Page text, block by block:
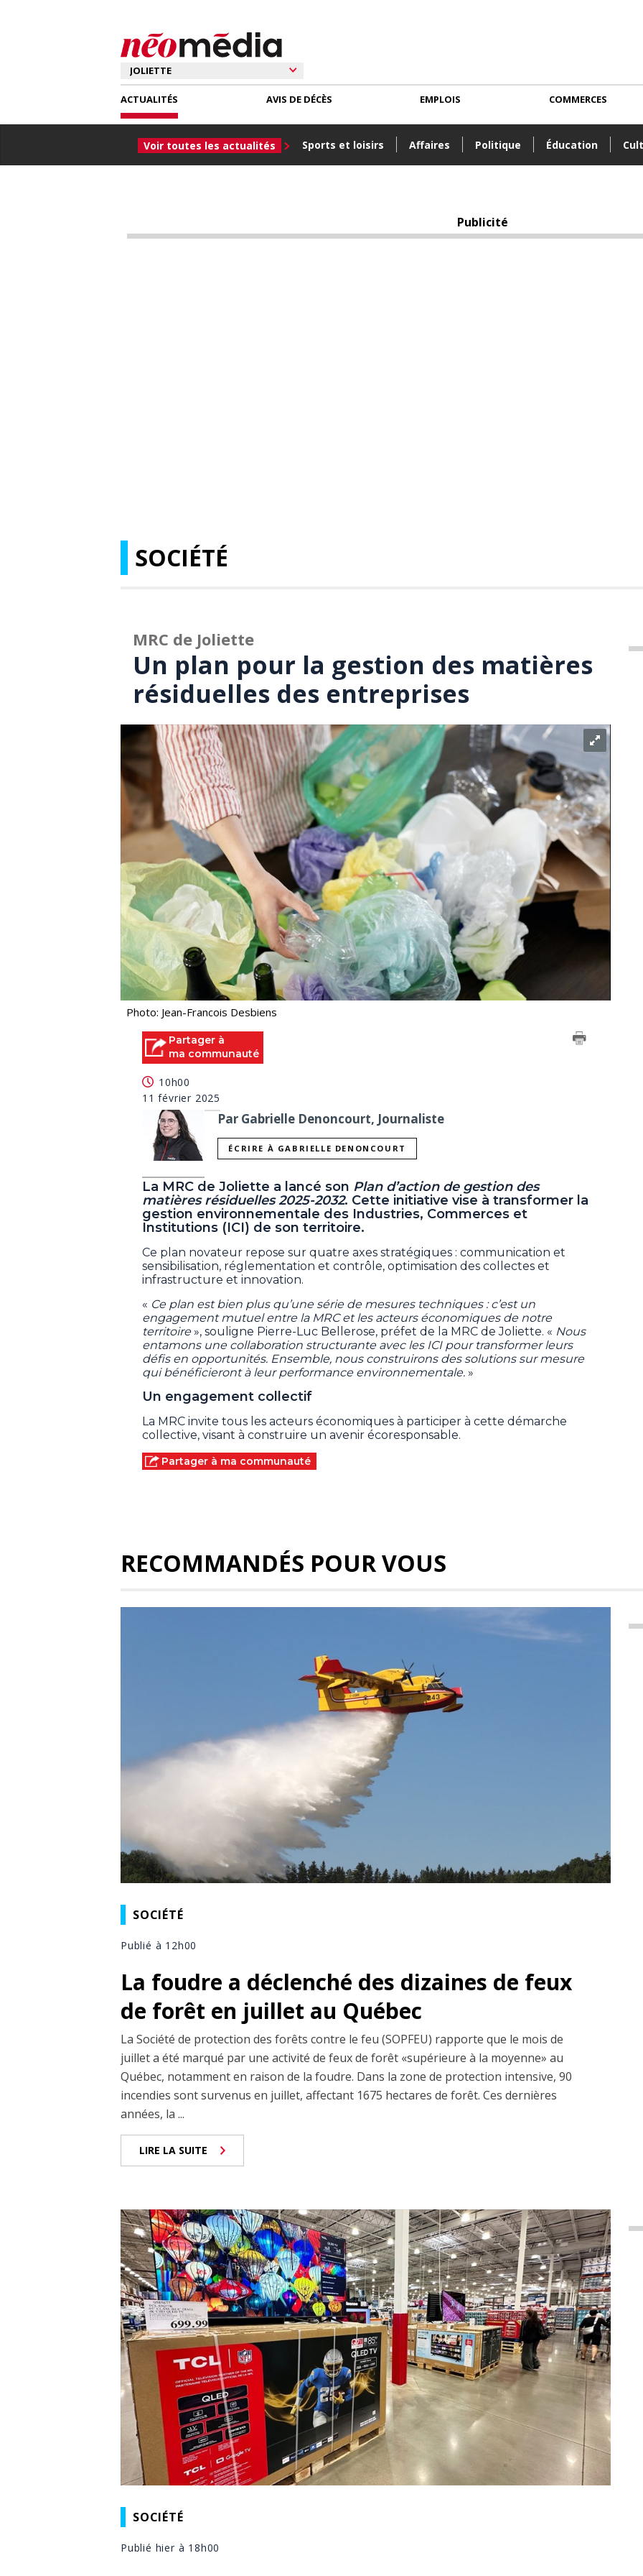
ACTUALITÉS
Voir toutes les actualités Sports et loisirs Affaires Politique Éducation
AVIS DE DÉCÈS EMPLOIS COMMERCES
Publicité
SOCIÉTÉ
MRC de Joliette
Un plan pour la gestion des matières
résiduelles des entreprises
Photo: Jean-Francois Desbiens
Partager à
ma communauté
10h00
11 février 2025
Par Gabrielle Denoncourt, Journaliste
ÉCRIRE À GABRIELLE DENONCOURT
La MRC de Joliette a lancé son Plan d’action de gestion des
matières résiduelles 2025-2032. Cette initiative vise à transformer la
gestion environnementale des Industries, Commerces et
Institutions (ICI) de son territoire.
Ce plan novateur repose sur quatre axes stratégiques : communication et
sensibilisation, réglementation et contrôle, optimisation des collectes et
infrastructure et innovation.
« Ce plan est bien plus qu’une série de mesures techniques : c’est un
engagement mutuel entre la MRC et les acteurs économiques de notre
territoire», souligne Pierre-Luc Bellerose, préfet de la MRC de Joliette. « Nous
entamons une collaboration structurante avec les ICI pour transformer leurs
défis en opportunités. Ensemble, nous construirons des solutions sur mesure
qui bénéficieront à leur performance environnementale. »
Un engagement collectif
La MRC invite tous les acteurs économiques à participer à cette démarche
collective, visant à construire un avenir écoresponsable.
Partager à ma communauté
RECOMMANDÉS POUR VOUS
SOCIÉTÉ
Publié à 12h00
La foudre a déclenché des dizaines de feux
de forêt en juillet au Québec
La Société de protection des forêts contre le feu (SOPFEU) rapporte que le mois de
juillet a été marqué par une activité de feux de forêt «supérieure à la moyenne» au
Québec, notamment en raison de la foudre. Dans la zone de protection intensive, 90
incendies sont survenus en juillet, affectant 1675 hectares de forêt. Ces dernières
années, la ...
LIRE LA SUITE
SOCIÉTÉ
Publié hier à 18h00